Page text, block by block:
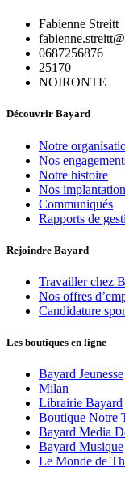
Fabienne Streitt
0687256876
25170
NOIRONTE
Découvrir Bayard
Notre
Nos
Notre histoire
Nos
Communiqués
Rapports de
Rejoindre Bayard
Travailler chez
Nos offres
Candidature
Les boutiques en ligne
Bayard Jeunesse
Milan
Librairie Bayard
Boutique Notre
Bayard Media
Bayard Musique
Le Monde de